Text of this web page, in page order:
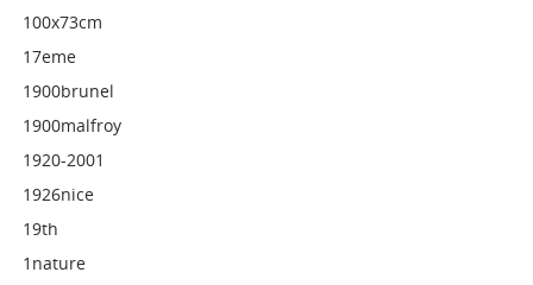
100x73cm
17eme
1900brunel
1900malfroy
1920-2001
1926nice
19th
1nature